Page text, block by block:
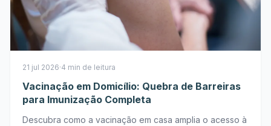
21 jul 2026·4 min de leitura
Vacinação em Domicílio: Quebra de Barreiras
para Imunização Completa
Descubra como a vacinação em casa amplia o acesso à